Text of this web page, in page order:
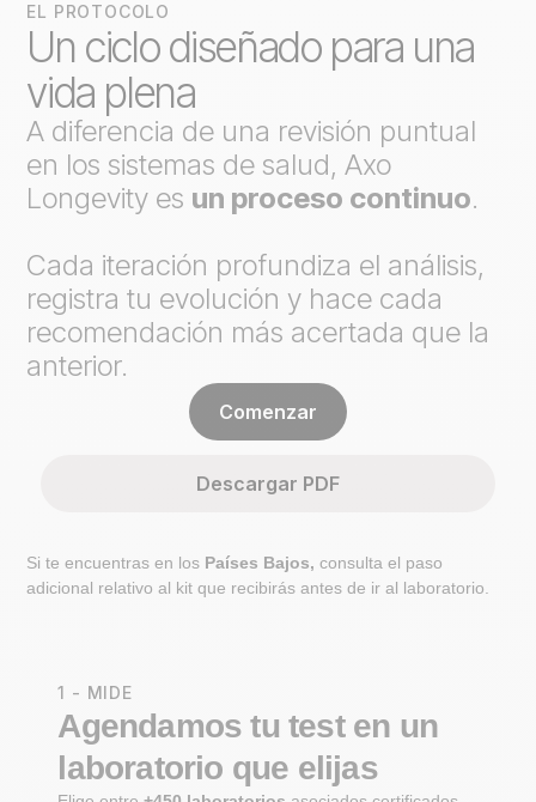
EL PROTOCOLO
Un ciclo diseñado para una
vida plena
A diferencia de una revisión puntual
en los sistemas de salud, Axo
Longevity es un proceso continuo.
Cada iteración profundiza el análisis,
registra tu evolución y hace cada
recomendación más acertada que la
anterior.
Comenzar
Descargar PDF
Si te encuentras en los Países Bajos, consulta el paso
adicional relativo al kit que recibirás antes de ir al laboratorio.
1 - MIDE
Agendamos tu test en un
laboratorio que elijas